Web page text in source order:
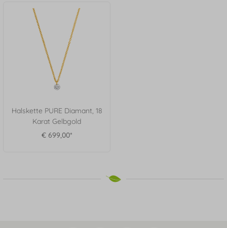
Halskette PURE Diamant, 18
Karat Gelbgold
€ 699,00*